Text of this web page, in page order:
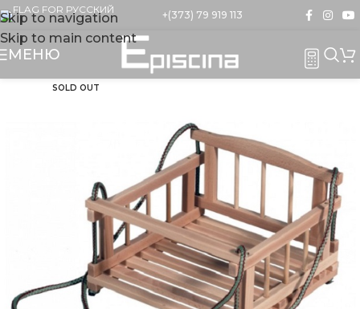
Skip to navigation
Skip to main content
+(373) 79 919 113
МЕНЮ
SOLD OUT